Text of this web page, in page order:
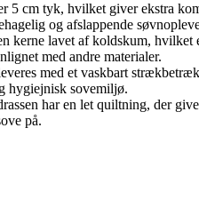
5 cm tyk, hvilket giver ekstra
og afslappende
kerne lavet af koldskum,
med andre materialer.
med et vaskbart
hygiejnisk sovemiljø.
har en let quiltning, der
på.